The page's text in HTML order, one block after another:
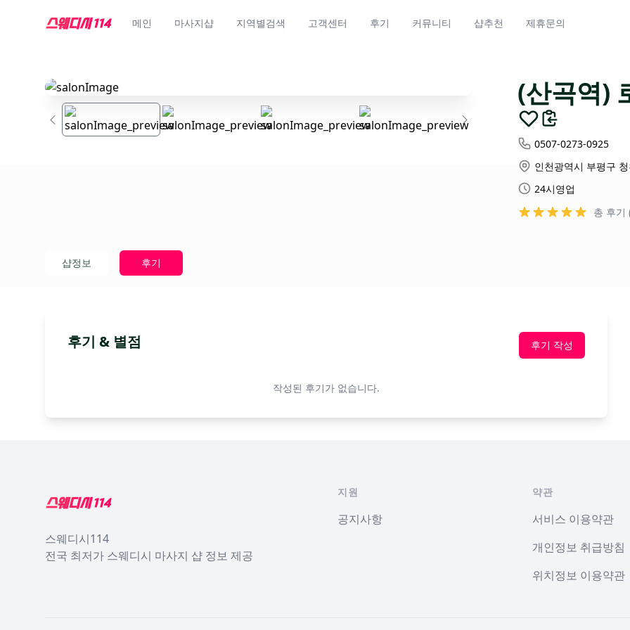
메인 마사지샵 지역별검색 고객센터 후기 커뮤니티 샵추천 제휴문의
(산곡역)
0507-0273-0925
인천광역시 부평구
24시영업
총 후기
샵정보 후기
후기 & 별점 후기 작성
작성된 후기가 없습니다.
스웨디시114
전국 최저가 스웨디시 마사지 샵 정보 제공
지원
공지사항
약관
서비스 이용약관
개인정보 취급방침
위치정보 이용약관